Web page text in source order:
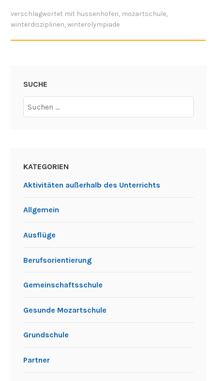
verschlagwortet mit hussenhofen, mozartschule,
winterdisziplinen,winterolympiade
SUCHE
nach:
KATEGORIEN
Aktivitäten außerhalb des Unterrichts
Allgemein
Ausflüge
Berufsorientierung
Gemeinschaftsschule
Gesunde Mozartschule
Grundschule
Partner